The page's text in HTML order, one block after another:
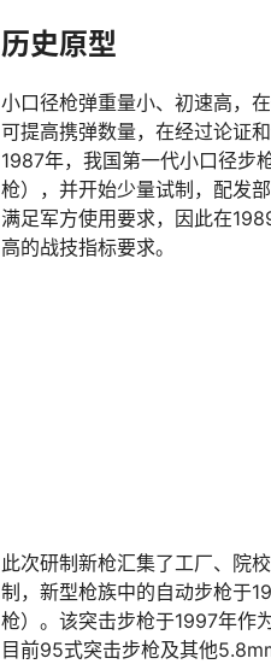
历史原型
小口径枪弹重量小、初速高，
可提高携弹数量，在经过论证
1987年，我国第一代小口径步
枪），并开始少量试制，配发
满足军方使用要求，因此在
高的战技指标要求。
此次研制新枪汇集了工厂、院
制，新型枪族中的自动步枪于
枪）。该突击步枪于1997年作
目前95式突击步枪及其他